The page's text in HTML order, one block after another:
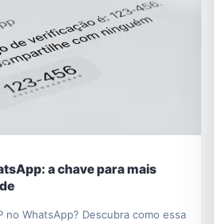
a chave para mais
no WhatsApp? Descubra como essa